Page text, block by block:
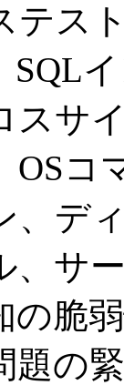
テス
SQL
スサ
OSコ
、デ
、サ
の脆
題の